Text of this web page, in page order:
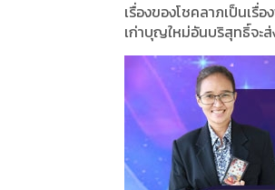
เรื่องของโชคลาภเป็นเ
เก่าบุญใหม่อันบริสุทธิ์จะส่